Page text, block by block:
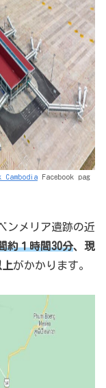
Cambodia Facebook pag
ンメリア遺跡の近
約１時間30分、現
がかかります。